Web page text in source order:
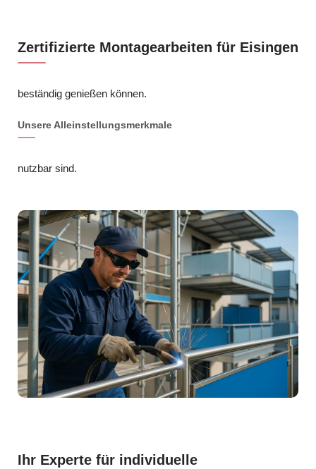
Zertifizierte Montagearbeiten für Eisingen
beständig genießen können.
Unsere Alleinstellungsmerkmale
nutzbar sind.
Ihr Experte für individuelle